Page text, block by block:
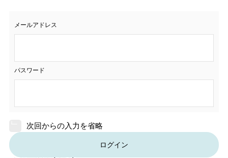
メールアドレス
パスワード
次回からの入力を省略
ログイン